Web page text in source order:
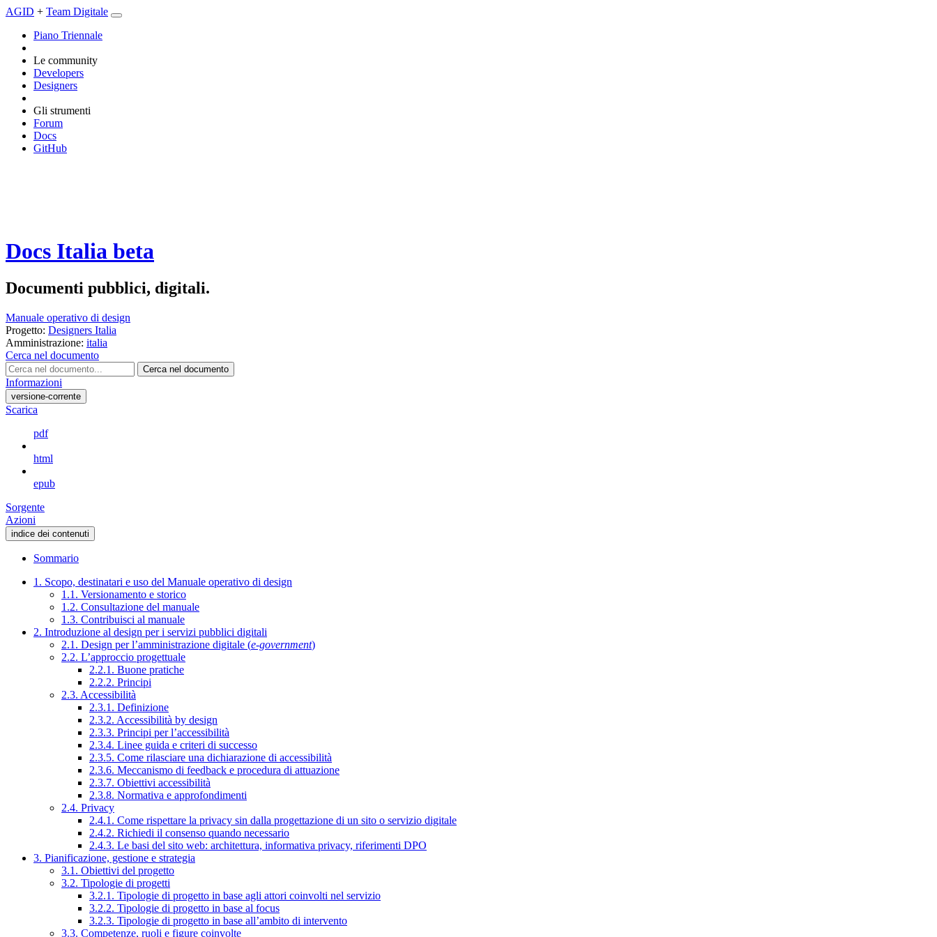
AGID + Team Digitale
Piano Triennale
Le community
Developers
Designers
Gli strumenti
Forum
Docs
GitHub
Docs Italia beta
Documenti pubblici, digitali.
Manuale operativo di design
Progetto: Designers Italia
Amministrazione: italia
Cerca nel documento
Cerca nel documento
Informazioni
versione-corrente
Scarica
pdf
html
epub
Sorgente
Azioni
indice dei contenuti
Sommario
1. Scopo, destinatari e uso del Manuale operativo di design
1.1. Versionamento e storico
1.2. Consultazione del manuale
1.3. Contribuisci al manuale
2. Introduzione al design per i servizi pubblici digitali
2.1. Design per l’amministrazione digitale (e-government)
2.2. L’approccio progettuale
2.2.1. Buone pratiche
2.2.2. Principi
2.3. Accessibilità
2.3.1. Definizione
2.3.2. Accessibilità by design
2.3.3. Principi per l’accessibilità
2.3.4. Linee guida e criteri di successo
2.3.5. Come rilasciare una dichiarazione di accessibilità
2.3.6. Meccanismo di feedback e procedura di attuazione
2.3.7. Obiettivi accessibilità
2.3.8. Normativa e approfondimenti
2.4. Privacy
2.4.1. Come rispettare la privacy sin dalla progettazione di un sito o servizio digitale
2.4.2. Richiedi il consenso quando necessario
2.4.3. Le basi del sito web: architettura, informativa privacy, riferimenti DPO
3. Pianificazione, gestione e strategia
3.1. Obiettivi del progetto
3.2. Tipologie di progetti
3.2.1. Tipologie di progetto in base agli attori coinvolti nel servizio
3.2.2. Tipologie di progetto in base al focus
3.2.3. Tipologie di progetto in base all’ambito di intervento
3.3. Competenze, ruoli e figure coinvolte